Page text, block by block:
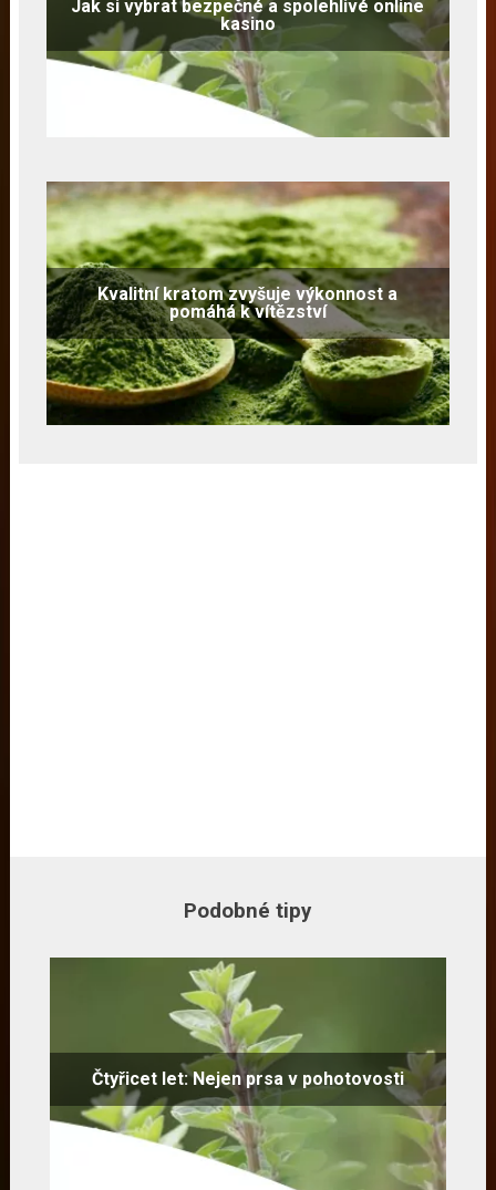
Jak si vybrat bezpečné a spolehlivé online
kasino
Kvalitní kratom zvyšuje výkonnost a
pomáhá k vítězství
Podobné tipy
Čtyřicet let: Nejen prsa v pohotovosti